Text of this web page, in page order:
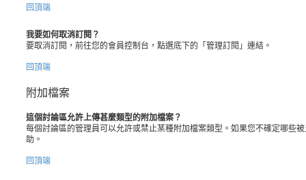
回頂端
我要如何取消訂閱？
要取消訂閱，前往您的會員控制台，點選底下的「管理訂閱」連結。
回頂端
附加檔案
這個討論區允許上傳甚麼類型的附加檔案？
每個討論區的管理員可以允許或禁止某種附加檔案類型。如果您不確定哪些
助。
回頂端